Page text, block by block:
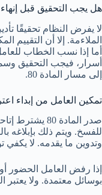
هل يجب التحقيق قبل إنهاء
لا يفرض النظام تحقيقًا
الملاءمة. إلا أن التقييم
أما إذا نسب الخطاب
أسرار، فيجب التحقيق
إلى مسار المادة 80.
تمكين العامل من إبداء
صدر المادة
للفسخ. ويتم ذلك بإبلاغه
وتدوين ما يقدمه. لا يكفي
إذا رفض العامل الحضور
بوسائل معتمدة. ولا يعتبر